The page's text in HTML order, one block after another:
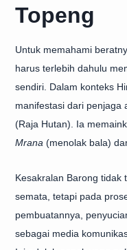
Topeng
Untuk memahami
harus terlebih dahulu
sendiri. Dalam konteks
manifestasi dari penjaga
(Raja Hutan). Ia
Mrana (menolak bala)
Kesakralan Barong tidak
semata, tetapi pada
pembuatannya,
sebagai media